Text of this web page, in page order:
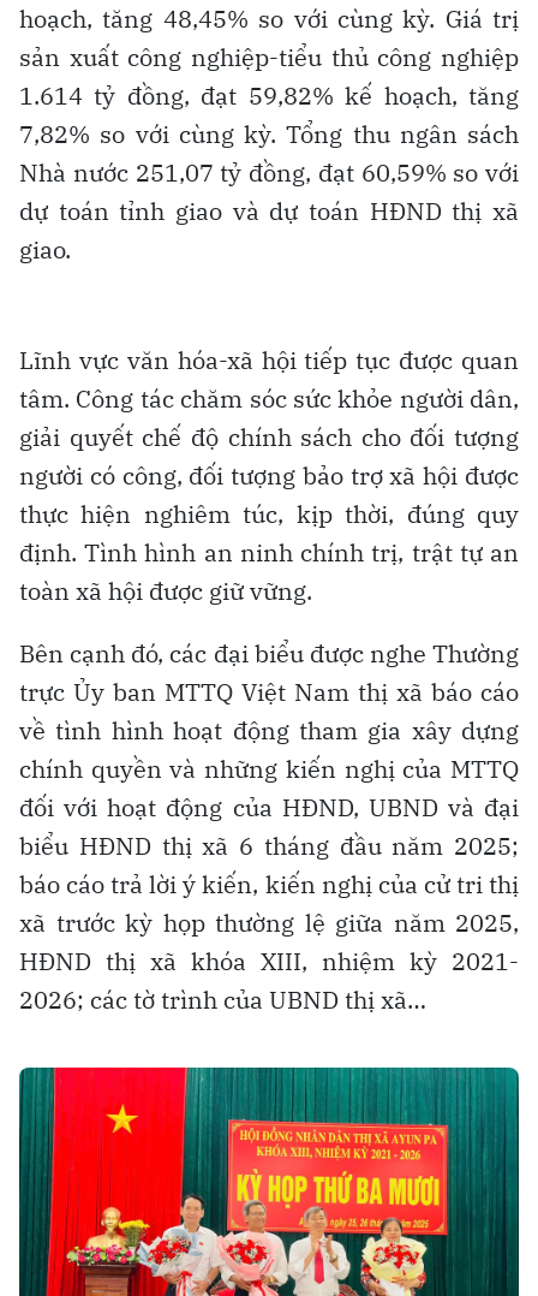
hoạch, tăng 48,45% so với cùng kỳ. Giá trị
sản xuất công nghiệp-tiểu thủ công nghiệp
1.614 tỷ đồng, đạt 59,82% kế hoạch, tăng
7,82% so với cùng kỳ. Tổng thu ngân sách
Nhà nước 251,07 tỷ đồng, đạt 60,59% so với
dự toán tỉnh giao và dự toán HĐND thị xã
giao.
Lĩnh vực văn hóa-xã hội tiếp tục được quan
tâm. Công tác chăm sóc sức khỏe người dân,
giải quyết chế độ chính sách cho đối tượng
người có công, đối tượng bảo trợ xã hội được
thực hiện nghiêm túc, kịp thời, đúng quy
định. Tình hình an ninh chính trị, trật tự an
toàn xã hội được giữ vững.
Bên cạnh đó, các đại biểu được nghe Thường
trực Ủy ban MTTQ Việt Nam thị xã báo cáo
về tình hình hoạt động tham gia xây dựng
chính quyền và những kiến nghị của MTTQ
đối với hoạt động của HĐND, UBND và đại
biểu HĐND thị xã 6 tháng đầu năm 2025;
báo cáo trả lời ý kiến, kiến nghị của cử tri thị
xã trước kỳ họp thường lệ giữa năm 2025,
HĐND thị xã khóa XIII, nhiệm kỳ 2021-
2026; các tờ trình của UBND thị xã…